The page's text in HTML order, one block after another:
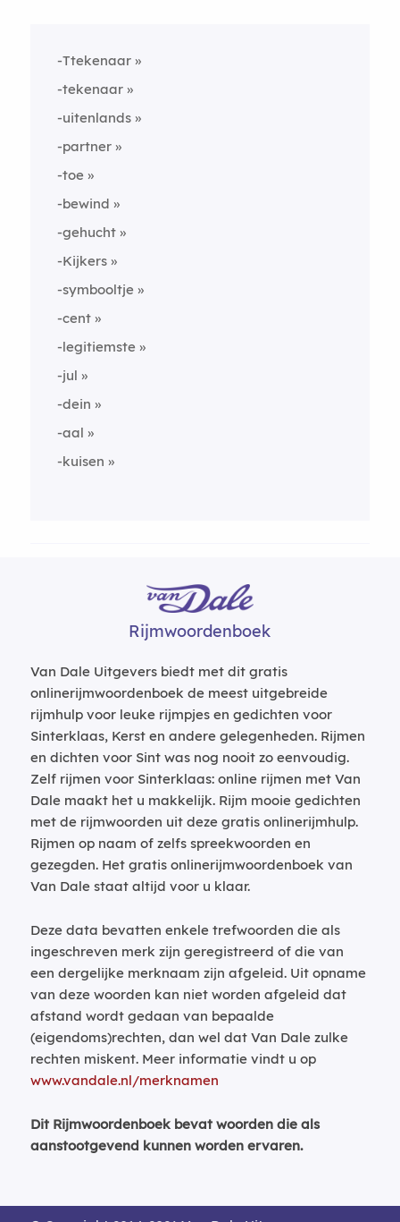
-Ttekenaar
-tekenaar
-uitenlands
-partner
-toe
-bewind
-gehucht
-Kijkers
-symbooltje
-cent
-legitiemste
-jul
-dein
-aal
-kuisen
Rijmwoordenboek
Van Dale Uitgevers biedt met dit gratis
onlinerijmwoordenboek de meest uitgebreide
rijmhulp voor leuke rijmpjes en gedichten voor
Sinterklaas, Kerst en andere gelegenheden. Rijmen
en dichten voor Sint was nog nooit zo eenvoudig.
Zelf rijmen voor Sinterklaas: online rijmen met Van
Dale maakt het u makkelijk. Rijm mooie gedichten
met de rijmwoorden uit deze gratis onlinerijmhulp.
Rijmen op naam of zelfs spreekwoorden en
gezegden. Het gratis onlinerijmwoordenboek van
Van Dale staat altijd voor u klaar.
Deze data bevatten enkele trefwoorden die als
ingeschreven merk zijn geregistreerd of die van
een dergelijke merknaam zijn afgeleid. Uit opname
van deze woorden kan niet worden afgeleid dat
afstand wordt gedaan van bepaalde
(eigendoms)rechten, dan wel dat Van Dale zulke
rechten miskent. Meer informatie vindt u op
www.vandale.nl/merknamen
Dit Rijmwoordenboek bevat woorden die als
aanstootgevend kunnen worden ervaren.